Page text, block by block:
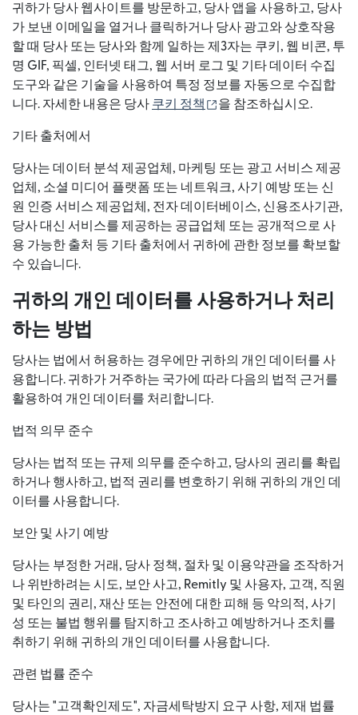
귀하가 당사 웹사이트를 방문하고, 당사 앱을 사용하고, 당사
가 보낸 이메일을 열거나 클릭하거나 당사 광고와 상호작용
할 때 당사 또는 당사와 함께 일하는 제3자는 쿠키, 웹 비콘, 투
명 GIF, 픽셀, 인터넷 태그, 웹 서버 로그 및 기타 데이터 수집
도구와 같은 기술을 사용하여 특정 정보를 자동으로 수집합
니다. 자세한 내용은 당사 쿠키 정책 (새 창에서 열림)
을 참조하십시오.
기타 출처에서
당사는 데이터 분석 제공업체, 마케팅 또는 광고 서비스 제공
업체, 소셜 미디어 플랫폼 또는 네트워크, 사기 예방 또는 신
원 인증 서비스 제공업체, 전자 데이터베이스, 신용조사기관,
당사 대신 서비스를 제공하는 공급업체 또는 공개적으로 사
용 가능한 출처 등 기타 출처에서 귀하에 관한 정보를 확보할
수 있습니다.
귀하의 개인 데이터를 사용하거나 처리
하는 방법
당사는 법에서 허용하는 경우에만 귀하의 개인 데이터를 사
용합니다. 귀하가 거주하는 국가에 따라 다음의 법적 근거를
활용하여 개인 데이터를 처리합니다.
법적 의무 준수
당사는 법적 또는 규제 의무를 준수하고, 당사의 권리를 확립
하거나 행사하고, 법적 권리를 변호하기 위해 귀하의 개인 데
이터를 사용합니다.
보안 및 사기 예방
당사는 부정한 거래, 당사 정책, 절차 및 이용약관을 조작하거
나 위반하려는 시도, 보안 사고, Remitly 및 사용자, 고객, 직원
및 타인의 권리, 재산 또는 안전에 대한 피해 등 악의적, 사기
성 또는 불법 행위를 탐지하고 조사하고 예방하거나 조치를
취하기 위해 귀하의 개인 데이터를 사용합니다.
관련 법률 준수
당사는 "고객확인제도", 자금세탁방지 요구 사항, 제재 법률